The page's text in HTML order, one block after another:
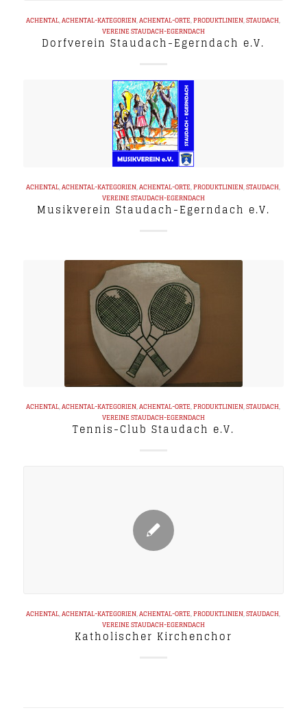
ACHENTAL,ACHENTAL-KATEGORIEN,ACHENTAL-ORTE,PRODUKTLINIEN,STAUDACH,
VEREINESTAUDACH-EGERNDACH
Dorfverein Staudach-Egerndach e.V.
ACHENTAL,ACHENTAL-KATEGORIEN,ACHENTAL-ORTE,PRODUKTLINIEN,STAUDACH,
VEREINESTAUDACH-EGERNDACH
Musikverein Staudach-Egerndach e.V.
ACHENTAL,ACHENTAL-KATEGORIEN,ACHENTAL-ORTE,PRODUKTLINIEN,STAUDACH,
VEREINESTAUDACH-EGERNDACH
Tennis-Club Staudach e.V.
ACHENTAL,ACHENTAL-KATEGORIEN,ACHENTAL-ORTE,PRODUKTLINIEN,STAUDACH,
VEREINESTAUDACH-EGERNDACH
Katholischer Kirchenchor